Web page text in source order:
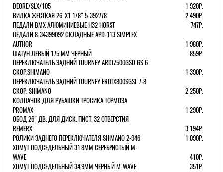
DEORE/SLX/105
1 920Р.
ВИЛКА ЖЕСТКАЯ 26"Х1 1/8" 5-392778
2 490Р.
ПЕДАЛИ BMX АЛЮМИНИЕВЫЕ H32 HORST
747Р.
ПЕДАЛИ 8-34399092 СКЛАДНЫЕ APD-113 SIMPLEX
AUTHOR
1 980Р.
ШАТУН ЛЕВЫЙ 175 ММ ЧЕРНЫЙ
859Р.
ПЕРЕКЛЮЧАТЕЛЬ ЗАДНИЙ TOURNEY ARDTZ500GSD GS 6
СКОР.SHIMANO
1 390Р.
ПЕРЕКЛЮЧАТЕЛЬ ЗАДНИЙ TOURNEY ERDTX800SGSL 7-8
СКОР. SHIMANO
2 250Р.
КОЛПАЧОК ДЛЯ РУБАШКИ ТРОСИКА ТОРМОЗА
PROMAX
1 290Р.
ОБОД 26" ДВ. ДЛЯ ДИСК. ПИСТ. 32 ОТВЕРСТИЯ
REMERX
3 194Р.
РОЛИКИ ЗАДНЕГО ПЕРЕКЛЮЧАТЕЛЯ SHIMANO 2-946
1 090Р.
ХОМУТ ПОДСЕДЕЛЬНЫЙ 31,8ММ СЕРЕБРИСТЫЙ M-
WAVE
410Р.
ХОМУТ ПОДСЕДЕЛЬНЫЙ 34,9ММ ЧЕРНЫЙ M-WAVE
351Р.